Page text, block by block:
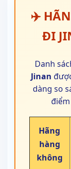
✈️
ĐI
Danh
Jinan
dàng so
Hãng
hàng
không